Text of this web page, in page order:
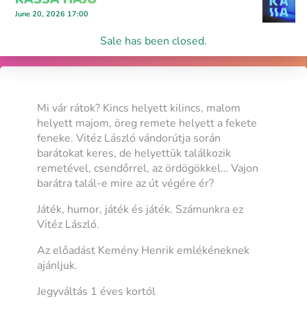
June 20, 2026 17:00
Sale has been closed.
Mi vár rátok? Kincs helyett kilincs, malom
helyett majom, öreg remete helyett a fekete
feneke. Vitéz László vándorútja során
barátokat keres, de helyettük találkozik
remetével, csendőrrel, az ördögökkel… Vajon
barátra talál-e mire az út végére ér?
Játék, humor, játék és játék. Számunkra ez
Vitéz László.
Az előadást Kemény Henrik emlékéneknek
ajánljuk.
Jegyváltás 1 éves kortól